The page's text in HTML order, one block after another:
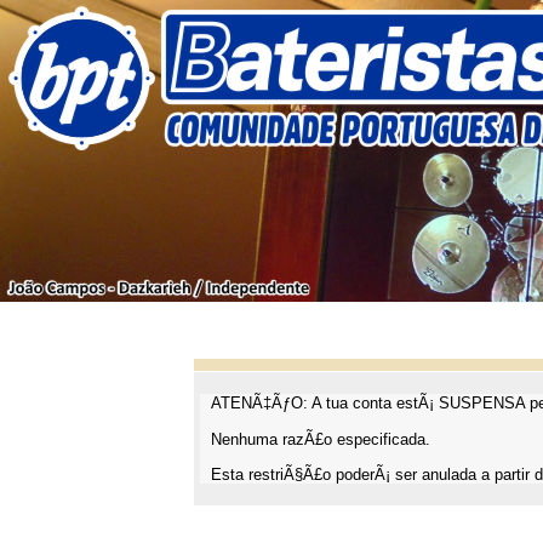
ATENÃ‡ÃƒO: A tua conta estÃ¡ SUSPENSA
Nenhuma razÃ£o especificada.
Esta restriÃ§Ã£o poderÃ¡ ser anulada a partir